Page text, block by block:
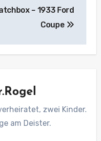
– 1933 Ford
Coupe
zwei Kinder.
am Deister.